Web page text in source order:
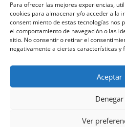
Para ofrecer las mejores experiencias,
cookies para almacenar y/o acceder a la
consentimiento de estas tecnologías nos
el comportamiento de navegación o las
sitio. No consentir o retirar el
negativamente a ciertas características y
Aceptar
Denegar
Ver
iDialog: protege tus equipos
instalación
Aerogenerador 1500W de
pequeñas viviendas